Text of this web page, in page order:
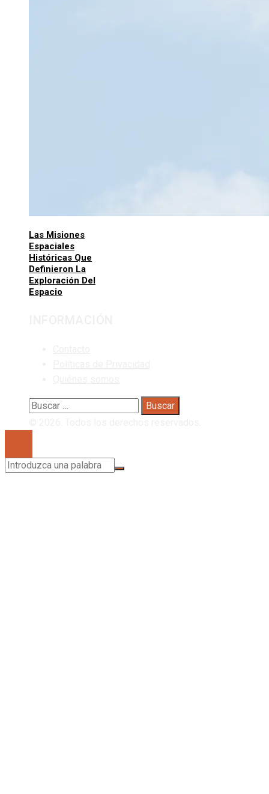
Las Misiones
Espaciales
Históricas Que
Definieron La
Exploración Del
Espacio
Buscar: